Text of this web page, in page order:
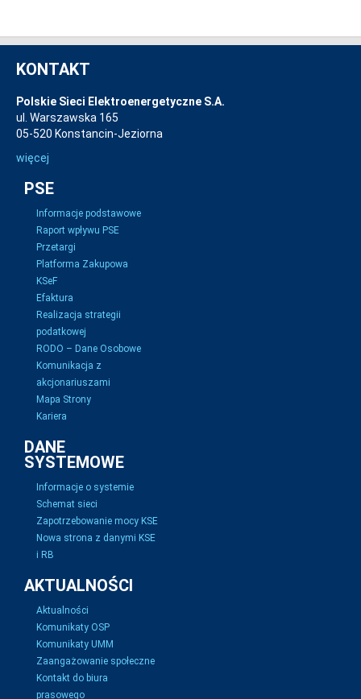
KONTAKT
Polskie Sieci Elektroenergetyczne S.A.
ul. Warszawska 165
05-520 Konstancin-Jeziorna
więcej
PSE
Informacje podstawowe
Raport wpływu PSE
Przetargi
Platforma Zakupowa
KSeF
Efaktura
Realizacja strategii
podatkowej
RODO – Dane Osobowe
Komunikacja z
akcjonariuszami
Mapa Strony
Kariera
DANE
SYSTEMOWE
Informacje o systemie
Schemat sieci
Zapotrzebowanie mocy KSE
Nowa strona z danymi KSE
i RB
AKTUALNOŚCI
Aktualności
Komunikaty OSP
Komunikaty UMM
Zaangażowanie społeczne
Kontakt do biura
prasowego